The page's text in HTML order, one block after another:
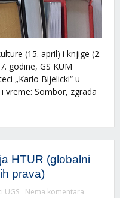
(15. april) i knjige (2.
godine, GS KUM
„Karlo Bijelicki“ u
vreme: Sombor, zgrada
HTUR (globalni
prava)
UGS Nema komentara